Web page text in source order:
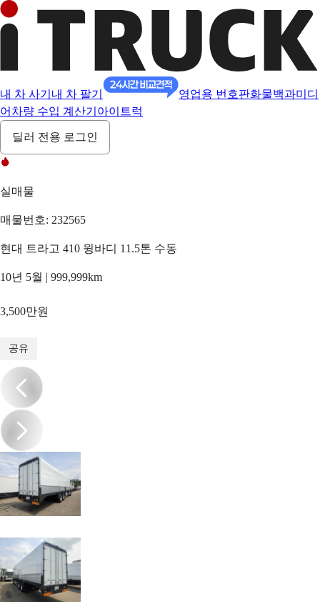
내 차 사기 내 차 팔기 영업용 번호판화물백과미디
어 차량 수입 계산기 아이트럭
딜러 전용 로그인
실매물
매물번호: 232565
현대 트라고 410 윙바디 11.5톤 수동
10년 5월 | 999,999km
3,500만원
공유
/10